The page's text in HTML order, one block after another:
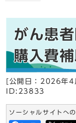
がん患
購入費
[公開日： 2026年4
ID:23833
ソーシャルサイトへ